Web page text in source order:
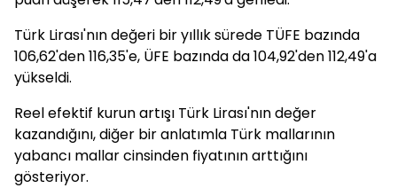
Türk Lirası'nın değeri bir yıllık sürede TÜFE bazında
106,62'den 116,35'e, ÜFE bazında da 104,92'den 112,49'a
yükseldi.
Reel efektif kurun artışı Türk Lirası'nın değer
kazandığını, diğer bir anlatımla Türk mallarının
yabancı mallar cinsinden fiyatının arttığını
gösteriyor.